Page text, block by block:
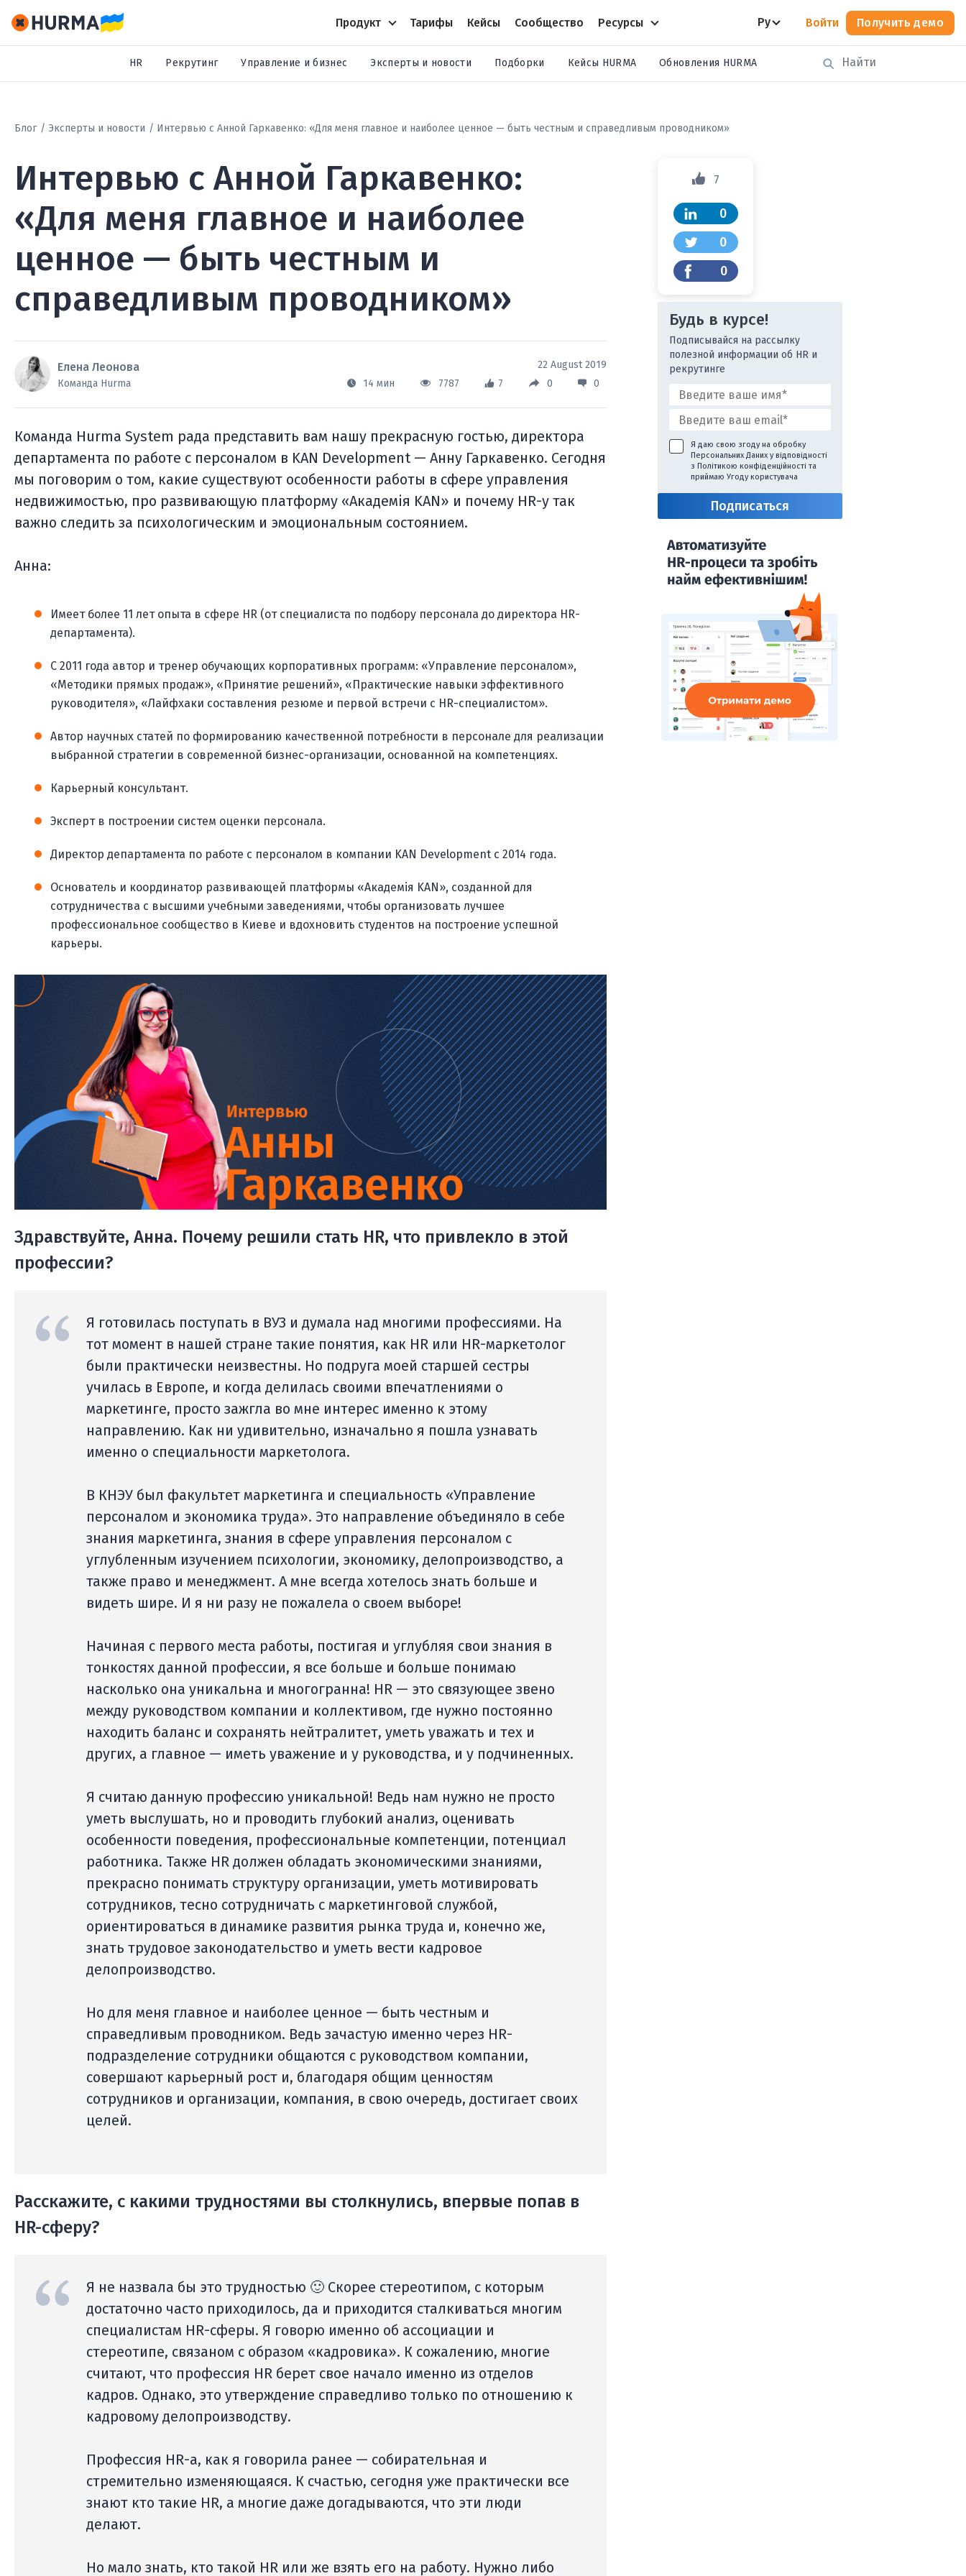
Продукт Тарифы Кейсы Сообщество Ресурсы Ру Войти Получить демо
HR Рекрутинг Управление и бизнес Эксперты и новости Подборки Кейсы HURMA Обновления HURMA
Блог Эксперты и новости Интервью с Анной Гаркавенко: «Для меня главное и наиболее ценное — быть честным и справедливым проводником»
Интервью с Анной Гаркавенко:
«Для меня главное и наиболее
ценное — быть честным и
справедливым проводником»
Елена Леонова
Команда Hurma
22 August 2019
14 мин
7787 7 0 0
Команда Hurma System рада представить вам нашу прекрасную гостью, директора
департамента по работе с персоналом в KAN Development — Анну Гаркавенко. Сегодня
мы поговорим о том, какие существуют особенности работы в сфере управления
недвижимостью, про развивающую платформу «Академія KAN» и почему HR-у так
важно следить за психологическим и эмоциональным состоянием.
Анна:
Имеет более 11 лет опыта в сфере HR (от специалиста по подбору персонала до директора HR-
департамента).
С 2011 года автор и тренер обучающих корпоративных программ: «Управление персоналом»,
«Методики прямых продаж», «Принятие решений», «Практические навыки эффективного
руководителя», «Лайфхаки составления резюме и первой встречи с HR-специалистом».
Автор научных статей по формированию качественной потребности в персонале для реализации
выбранной стратегии в современной бизнес-организации, основанной на компетенциях.
Карьерный консультант.
Эксперт в построении систем оценки персонала.
Директор департамента по работе с персоналом в компании KAN Development c 2014 года.
Основатель и координатор развивающей платформы «Академія KAN», созданной для
сотрудничества с высшими учебными заведениями, чтобы организовать лучшее
профессиональное сообщество в Киеве и вдохновить студентов на построение успешной
карьеры.
Здравствуйте, Анна. Почему решили стать HR, что привлекло в этой
профессии?
Я готовилась поступать в ВУЗ и думала над многими профессиями. На
тот момент в нашей стране такие понятия, как HR или HR-маркетолог
были практически неизвестны. Но подруга моей старшей сестры
училась в Европе, и когда делилась своими впечатлениями о
маркетинге, просто зажгла во мне интерес именно к этому
направлению. Как ни удивительно, изначально я пошла узнавать
именно о специальности маркетолога.
В КНЭУ был факультет маркетинга и специальность «Управление
персоналом и экономика труда». Это направление объединяло в себе
знания маркетинга, знания в сфере управления персоналом с
углубленным изучением психологии, экономику, делопроизводство, а
также право и менеджмент. А мне всегда хотелось знать больше и
видеть шире. И я ни разу не пожалела о своем выборе!
Начиная с первого места работы, постигая и углубляя свои знания в
тонкостях данной профессии, я все больше и больше понимаю
насколько она уникальна и многогранна! НR — это связующее звено
между руководством компании и коллективом, где нужно постоянно
находить баланс и сохранять нейтралитет, уметь уважать и тех и
других, а главное — иметь уважение и у руководства, и у подчиненных.
Я считаю данную профессию уникальной! Ведь нам нужно не просто
уметь выслушать, но и проводить глубокий анализ, оценивать
особенности поведения, профессиональные компетенции, потенциал
работника. Также HR должен обладать экономическими знаниями,
прекрасно понимать структуру организации, уметь мотивировать
сотрудников, тесно сотрудничать с маркетинговой службой,
ориентироваться в динамике развития рынка труда и, конечно же,
знать трудовое законодательство и уметь вести кадровое
делопроизводство.
Но для меня главное и наиболее ценное — быть честным и
справедливым проводником. Ведь зачастую именно через HR-
подразделение сотрудники общаются с руководством компании,
совершают карьерный рост и, благодаря общим ценностям
сотрудников и организации, компания, в свою очередь, достигает своих
целей.
Расскажите, с какими трудностями вы столкнулись, впервые попав в
HR-сферу?
Я не назвала бы это трудностью 🙂 Скорее стереотипом, с которым
достаточно часто приходилось, да и приходится сталкиваться многим
специалистам HR-сферы. Я говорю именно об ассоциации и
стереотипе, связаном с образом «кадровика». К сожалению, многие
считают, что профессия HR берет свое начало именно из отделов
кадров. Однако, это утверждение справедливо только по отношению к
кадровому делопроизводству.
Профессия HR-а, как я говорила ранее — собирательная и
стремительно изменяющаяся. К счастью, сегодня уже практически все
знают кто такие HR, а многие даже догадываются, что эти люди
делают.
Но мало знать, кто такой HR или же взять его на работу. Нужно либо
7
0
0
0
Будь в курсе!
Подписывайся на рассылку
полезной информации об HR и
рекрутинге
Я даю свою згоду на обробку
Персональних Даних у відповідності
з Політикою конфіденційності та
приймаю Угоду користувача